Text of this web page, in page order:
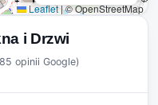
Leaflet|© OpenStreetMap
i Drzwi
opinii Google)